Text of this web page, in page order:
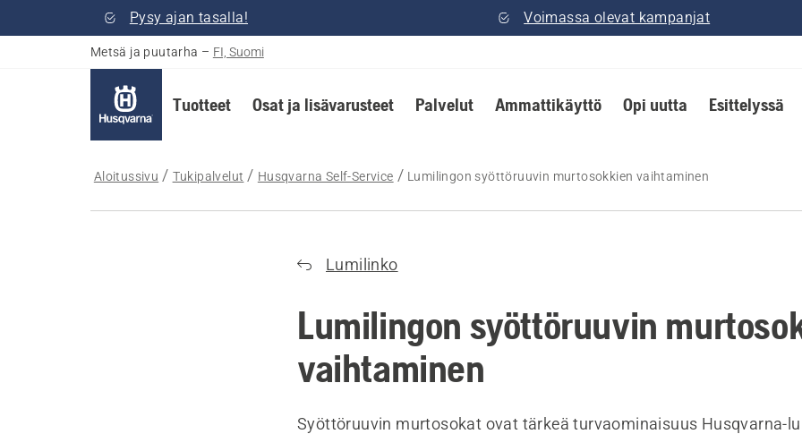
Pysy ajan tasalla! Voimassa olevat kampanjat
Metsä ja puutarha – FI, Suomi
Tuotteet Osat ja lisävarusteet Palvelut Ammattikäyttö Opi uutta Esittelyssä
Aloitussivu Tukipalvelut Husqvarna Self-Service Lumilingon syöttöruuvin murtosokkien vaihtaminen
Lumilinko
Lumilingon syöttöruuvin
vaihtaminen
Syöttöruuvin murtosokat ovat tärkeä turvaominaisuus Husqvarna-